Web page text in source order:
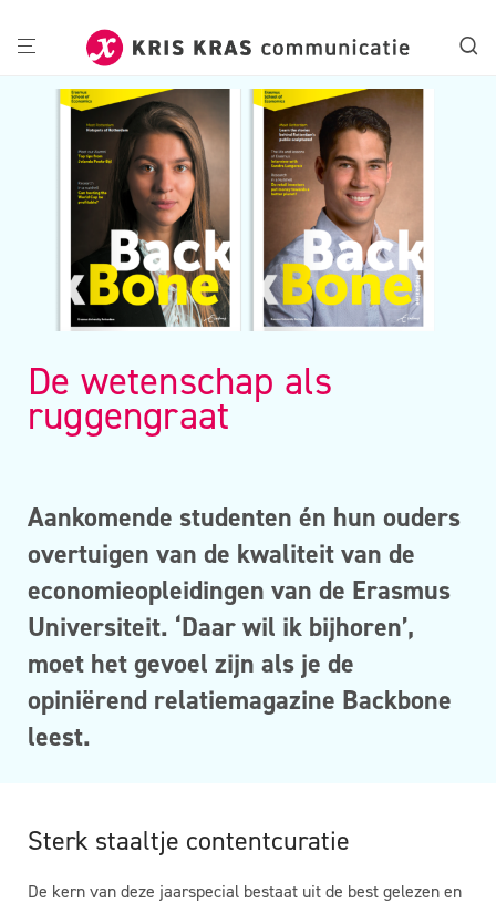
De wetenschap als
ruggengraat
Aankomende studenten én hun ouders
overtuigen van de kwaliteit van de
economieopleidingen van de Erasmus
Universiteit. ‘Daar wil ik bijhoren’,
moet het gevoel zijn als je de
opiniërend relatiemagazine Backbone
leest.
Sterk staaltje contentcuratie
De kern van deze jaarspecial bestaat uit de best gelezen en